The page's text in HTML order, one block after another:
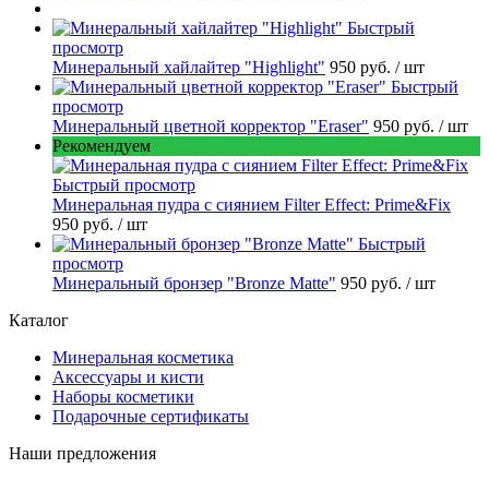
Быстрый
просмотр
Минеральный хайлайтер "Highlight" 950 руб. / шт
Быстрый
просмотр
Минеральный цветной корректор "Eraser" 950 руб. / шт
Рекомендуем
Быстрый просмотр
Минеральная пудра с сиянием Filter Effect: Prime&Fix
950 руб. / шт
Быстрый
просмотр
Минеральный бронзер "Bronze Matte" 950 руб. / шт
Каталог
Минеральная косметика
Аксессуары и кисти
Наборы косметики
Подарочные сертификаты
Наши предложения